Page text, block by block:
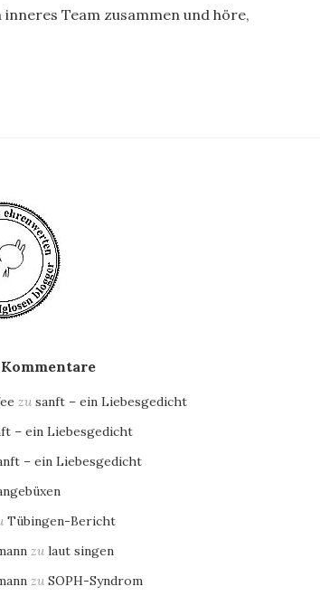
Team zusammen und höre,
zusanft – ein Liebesgedicht
– ein Liebesgedicht
– ein Liebesgedicht
Tübingen-Bericht
zulaut singen
zuSOPH-Syndrom